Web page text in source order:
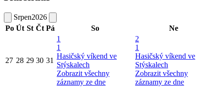
Srpen2026
Po Út St Čt Pá So Ne
27 28 29 30 31
1
1
Hasičský víkend ve
Stýskalech
Zobrazit všechny
záznamy ze dne
2
1
Hasičský víkend ve
Stýskalech
Zobrazit všechny
záznamy ze dne